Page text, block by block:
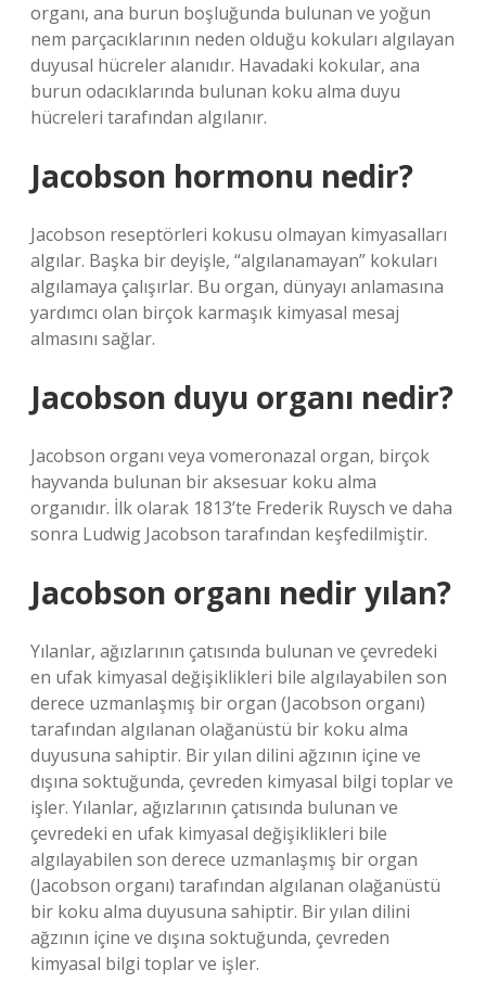
organı, ana burun boşluğunda bulunan ve yoğun
nem parçacıklarının neden olduğu kokuları algılayan
duyusal hücreler alanıdır. Havadaki kokular, ana
burun odacıklarında bulunan koku alma duyu
hücreleri tarafından algılanır.
Jacobson hormonu nedir?
Jacobson reseptörleri kokusu olmayan kimyasalları
algılar. Başka bir deyişle, “algılanamayan” kokuları
algılamaya çalışırlar. Bu organ, dünyayı anlamasına
yardımcı olan birçok karmaşık kimyasal mesaj
almasını sağlar.
Jacobson duyu organı nedir?
Jacobson organı veya vomeronazal organ, birçok
hayvanda bulunan bir aksesuar koku alma
organıdır. İlk olarak 1813’te Frederik Ruysch ve daha
sonra Ludwig Jacobson tarafından keşfedilmiştir.
Jacobson organı nedir yılan?
Yılanlar, ağızlarının çatısında bulunan ve çevredeki
en ufak kimyasal değişiklikleri bile algılayabilen son
derece uzmanlaşmış bir organ (Jacobson organı)
tarafından algılanan olağanüstü bir koku alma
duyusuna sahiptir. Bir yılan dilini ağzının içine ve
dışına soktuğunda, çevreden kimyasal bilgi toplar ve
işler. Yılanlar, ağızlarının çatısında bulunan ve
çevredeki en ufak kimyasal değişiklikleri bile
algılayabilen son derece uzmanlaşmış bir organ
(Jacobson organı) tarafından algılanan olağanüstü
bir koku alma duyusuna sahiptir. Bir yılan dilini
ağzının içine ve dışına soktuğunda, çevreden
kimyasal bilgi toplar ve işler.